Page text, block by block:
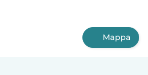
Mappa